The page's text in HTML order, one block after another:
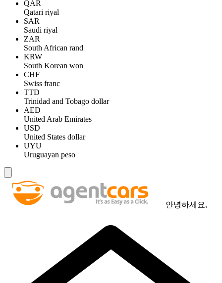
QAR
Qatari riyal
SAR
Saudi riyal
ZAR
South African rand
KRW
South Korean won
CHF
Swiss franc
TTD
Trinidad and Tobago dollar
AED
United Arab Emirates
USD
United States dollar
UYU
Uruguayan peso
안녕하세요,